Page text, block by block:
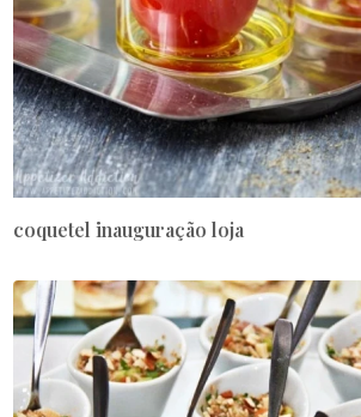
coquetel inauguração loja